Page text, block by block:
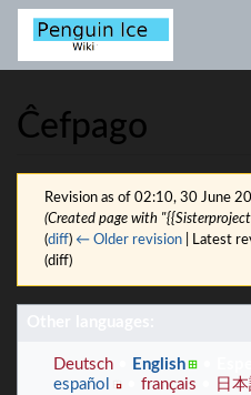
Ĉefpago
Revision as of 02:10, 30 June
(Created page with
(diff) ← Older revision | Latest
(diff)
Deutsch English
español
français
日